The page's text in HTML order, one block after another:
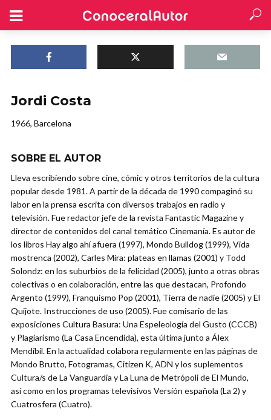
Jordi Costa
1966, Barcelona
SOBRE EL AUTOR
Lleva escribiendo sobre cine, cómic y otros territorios de la cultura
popular desde 1981. A partir de la década de 1990 compaginó su
labor en la prensa escrita con diversos trabajos en radio y
televisión. Fue redactor jefe de la revista Fantastic Magazine y
director de contenidos del canal temático Cinemanía. Es autor de
los libros Hay algo ahí afuera (1997), Mondo Bulldog (1999), Vida
mostrenca (2002), Carles Mira: plateas en llamas (2001) y Todd
Solondz: en los suburbios de la felicidad (2005), junto a otras obras
colectivas o en colaboración, entre las que destacan, Profondo
Argento (1999), Franquismo Pop (2001), Tierra de nadie (2005) y El
Quijote. Instrucciones de uso (2005). Fue comisario de las
exposiciones Cultura Basura: Una Espeleología del Gusto (CCCB)
y Plagiarismo (La Casa Encendida), esta última junto a Álex
Mendíbil. En la actualidad colabora regularmente en las páginas de
Mondo Brutto, Fotogramas, Citizen K, ADN y los suplementos
Cultura/s de La Vanguardia y La Luna de Metrópoli de El Mundo,
así como en los programas televisivos Versión española (La 2) y
Cuatrosfera (Cuatro).